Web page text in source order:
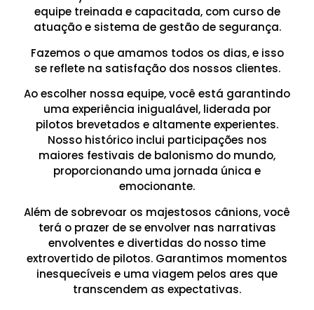
equipe treinada e capacitada, com curso de
atuação e sistema de gestão de segurança.
Fazemos o que amamos todos os dias, e isso
se reflete na satisfação dos nossos clientes.
Ao escolher nossa equipe, você está garantindo
uma experiência inigualável, liderada por
pilotos brevetados e altamente experientes.
Nosso histórico inclui participações nos
maiores festivais de balonismo do mundo,
proporcionando uma jornada única e
emocionante.
Além de sobrevoar os majestosos cânions, você
terá o prazer de se envolver nas narrativas
envolventes e divertidas do nosso time
extrovertido de pilotos. Garantimos momentos
inesquecíveis e uma viagem pelos ares que
transcendem as expectativas.